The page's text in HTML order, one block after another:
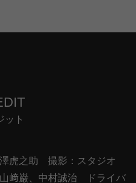
ット
虎之助 撮影：スタジオ
﨑巌、中村誠治 ドライバ